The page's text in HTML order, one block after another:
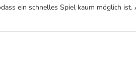
ein schnelles Spiel kaum möglich